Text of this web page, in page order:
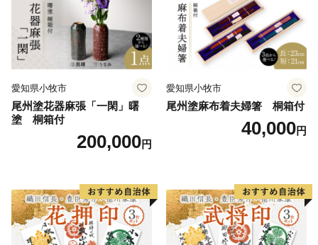
愛知県小牧市
尾州塗花器麻張「一閑」曙
塗 桐箱付
200,000円
愛知県小牧市
尾州塗麻布着夫婦箸 桐箱付
40,000円